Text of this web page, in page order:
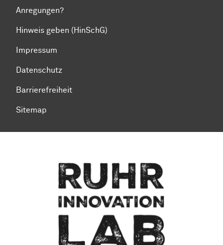
Anregungen?
Hinweis geben (HinSchG)
Impressum
Datenschutz
Barrierefreiheit
Sitemap